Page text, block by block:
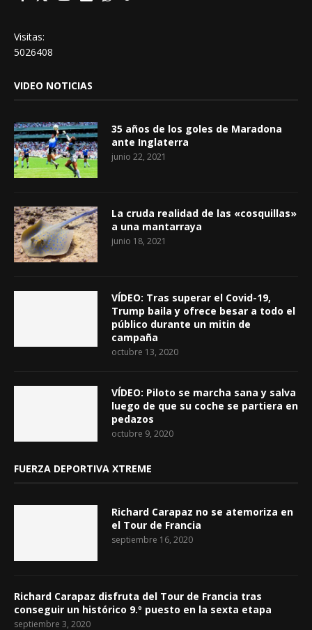
Visitas:
5026408
VIDEO NOTICIAS
35 años de los goles de Maradona
ante Inglaterra
junio 22, 2021
La cruda realidad de las «cosquillas»
a una mantarraya
junio 18, 2021
VÍDEO: Tras superar el Covid-19,
Trump baila y ofrece besar a todo el
público durante un mitin de
campaña
octubre 13, 2020
VÍDEO: Piloto se marcha sana y salva
luego de que su coche se partiera en
pedazos
octubre 9, 2020
FUERZA DEPORTIVA XTREME
Richard Carapaz no se atemoriza en
el Tour de Francia
septiembre 16, 2020
Richard Carapaz disfruta del Tour de Francia tras
conseguir un histórico 9.º puesto en la sexta etapa
septiembre 3, 2020